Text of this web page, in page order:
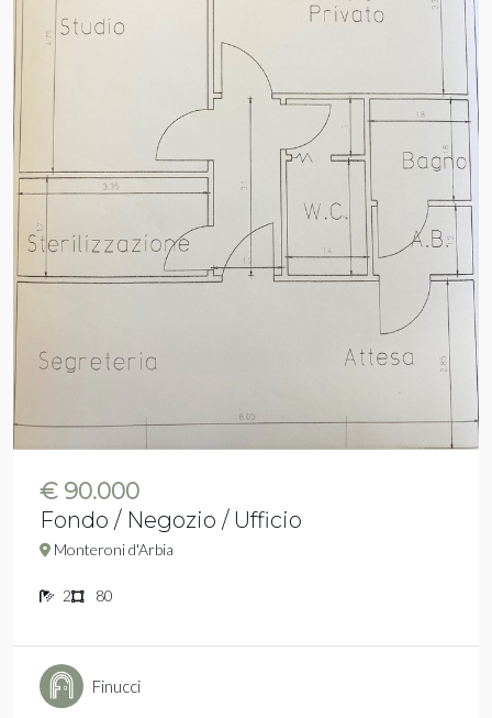
€ 90.000
Fondo / Negozio / Ufficio
Monteroni d'Arbia
2 80
Finucci